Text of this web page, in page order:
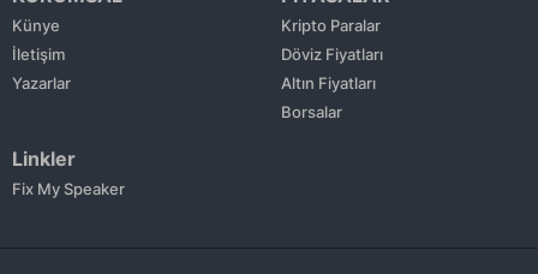
Künye
İletişim
Yazarlar
Kripto Paralar
Döviz Fiyatları
Altın Fiyatları
Borsalar
Linkler
Fix My Speaker